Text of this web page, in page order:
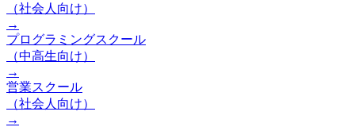
（社会人向け）
→
プログラミングスクール
（中高生向け）
→
営業スクール
（社会人向け）
→